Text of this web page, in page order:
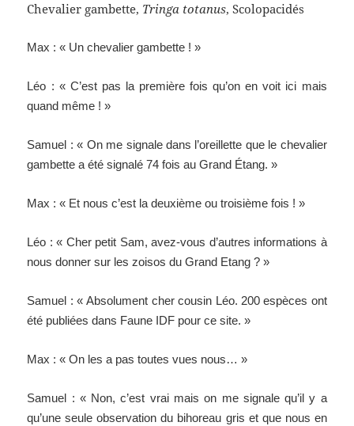
Chevalier gambette, Tringa totanus, Scolopacidés
Max : « Un chevalier gambette ! »
Léo : « C’est pas la première fois qu’on en voit ici mais
quand même ! »
Samuel : « On me signale dans l’oreillette que le chevalier
gambette a été signalé 74 fois au Grand Étang. »
Max : « Et nous c’est la deuxième ou troisième fois ! »
Léo : « Cher petit Sam, avez-vous d’autres informations à
nous donner sur les zoisos du Grand Etang ? »
Samuel : « Absolument cher cousin Léo. 200 espèces ont
été publiées dans Faune IDF pour ce site. »
Max : « On les a pas toutes vues nous… »
Samuel : « Non, c’est vrai mais on me signale qu’il y a
qu’une seule observation du bihoreau gris et que nous en